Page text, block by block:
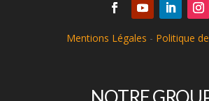
Mentions Légales - Politique